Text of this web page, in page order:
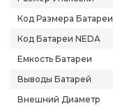
Код Размера Батареи
Код Батареи NEDA
Емкость Батареи
Выводы Батарей
Внешний Диаметр